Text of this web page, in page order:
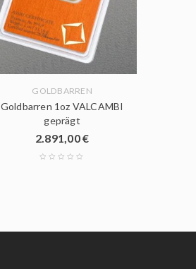
GOLDBARREN
Goldbarren 1oz VALCAMBI
geprägt
2.891,00€